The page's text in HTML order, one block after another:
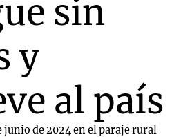
sin
y
al país
junio de 2024 en el paraje rural